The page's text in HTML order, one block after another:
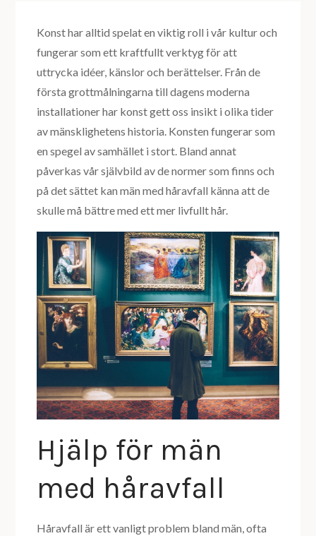
Konst har alltid spelat en viktig roll i vår kultur och
fungerar som ett kraftfullt verktyg för att
uttrycka idéer, känslor och berättelser. Från de
första grottmålningarna till dagens moderna
installationer har konst gett oss insikt i olika tider
av mänsklighetens historia. Konsten fungerar som
en spegel av samhället i stort. Bland annat
påverkas vår självbild av de normer som finns och
på det sättet kan män med håravfall känna att de
skulle må bättre med ett mer livfullt hår.
Hjälp för män
med håravfall
Håravfall är ett vanligt problem bland män, ofta